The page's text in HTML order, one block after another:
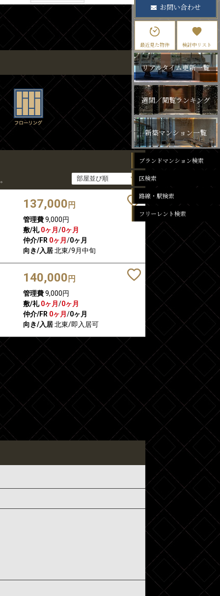
137,000 円
管理費9,000円
敷/礼 0ヶ月 /0ヶ月
仲介/FR 0ヶ月 /0ヶ月
向き/入居北東/9月中旬
140,000 円
管理費9,000円
敷/礼 0ヶ月 /0ヶ月
仲介/FR 0ヶ月 /0ヶ月
向き/入居北東/即入居可
お問い合わせ
最近見た物件 検討中リスト
リアルタイム更新一覧
週間／閲覧ランキング
新築マンション一覧
ブランドマンション検索
区検索
路線・駅検索
フリーレント検索